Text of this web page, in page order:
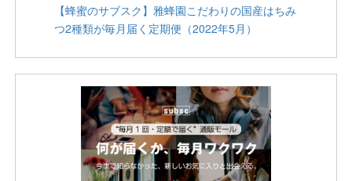
【蜂蜜のサブスク】雅蜂園こだわりの国産はちみ
つ2種類が毎月届く定期便（2022年5月）